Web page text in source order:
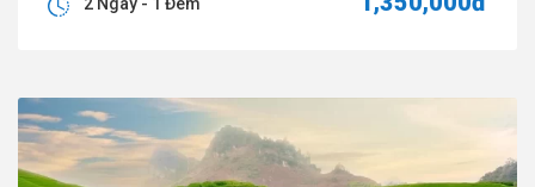
2 Ngày - 1 Đêm